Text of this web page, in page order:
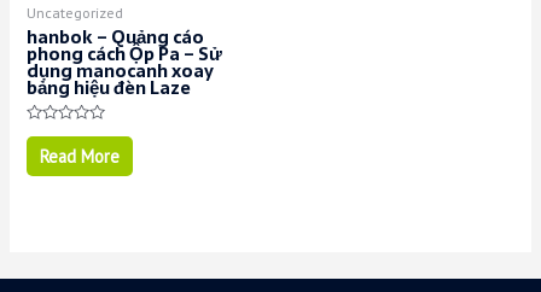
Uncategorized
hanbok – Quảng cáo
phong cách Ộp Pa – Sử
dụng manocanh xoay
bảng hiệu đèn Laze
Rated
out
of
Read More